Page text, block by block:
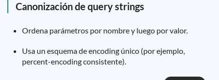
Canonización de query strings
Ordena parámetros por nombre y luego por valor.
Usa un esquema de encoding único (por ejemplo,
percent-encoding consistente).